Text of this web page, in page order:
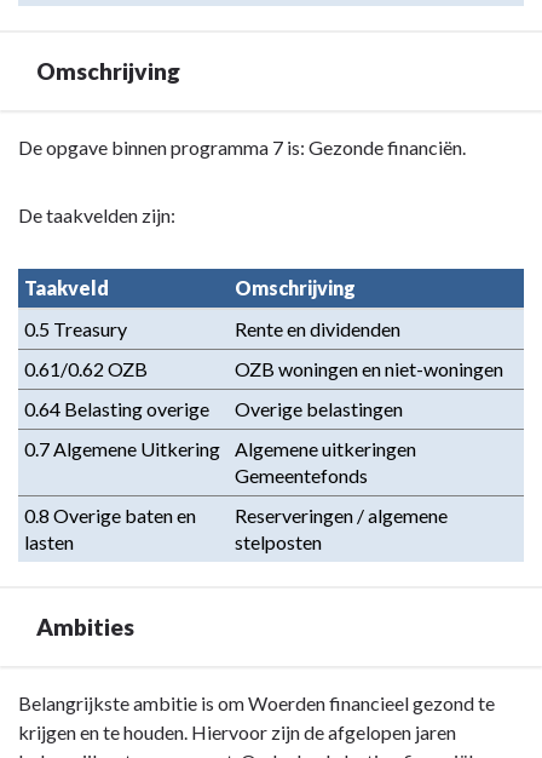
Omschrijving
Terug
navigatie
Algemene
inkomsten
Omschrijving
De opgave binnen programma 7 is: Gezonde financiën.
De taakvelden zijn:
Taakveld
Omschrijving
0.5 Treasury
Rente en dividenden
0.61/0.62 OZB
OZB woningen en niet-woningen
0.64 Belasting overige
Overige belastingen
0.7 Algemene Uitkering
Algemene uitkeringen
Gemeentefonds
0.8 Overige baten en
lasten
Reserveringen / algemene
stelposten
Ambities
Terug
naar
Belangrijkste ambitie is om Woerden financieel gezond te
krijgen en te houden. Hiervoor zijn de afgelopen jaren